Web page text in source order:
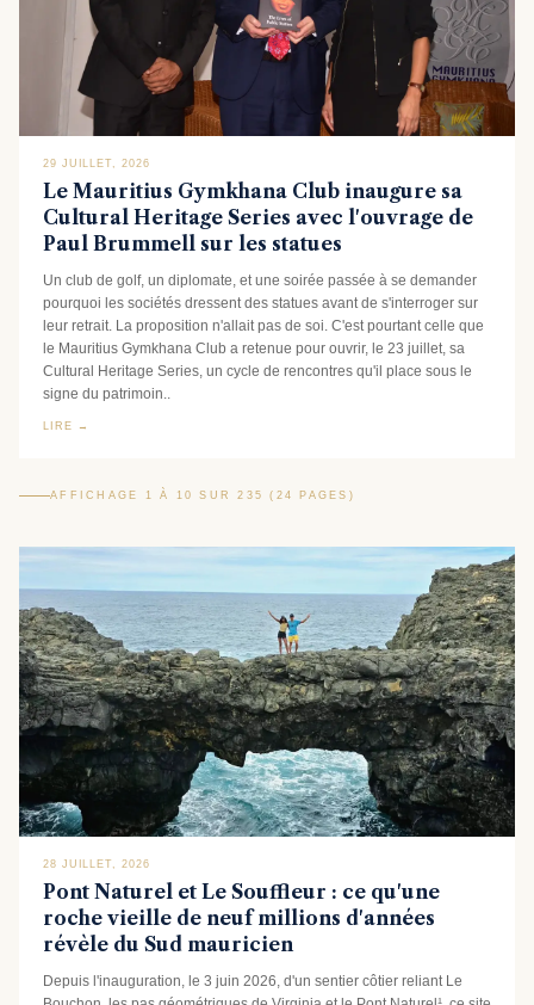
29 JUILLET, 2026
Le Mauritius Gymkhana Club inaugure sa
Cultural Heritage Series avec l'ouvrage de
Paul Brummell sur les statues
Un club de golf, un diplomate, et une soirée passée à se demander
pourquoi les sociétés dressent des statues avant de s'interroger sur
leur retrait. La proposition n'allait pas de soi. C'est pourtant celle que
le Mauritius Gymkhana Club a retenue pour ouvrir, le 23 juillet, sa
Cultural Heritage Series, un cycle de rencontres qu'il place sous le
signe du patrimoin..
LIRE →
AFFICHAGE 1 À 10 SUR 235 (24 PAGES)
28 JUILLET, 2026
Pont Naturel et Le Souffleur : ce qu'une
roche vieille de neuf millions d'années
révèle du Sud mauricien
Depuis l'inauguration, le 3 juin 2026, d'un sentier côtier reliant Le